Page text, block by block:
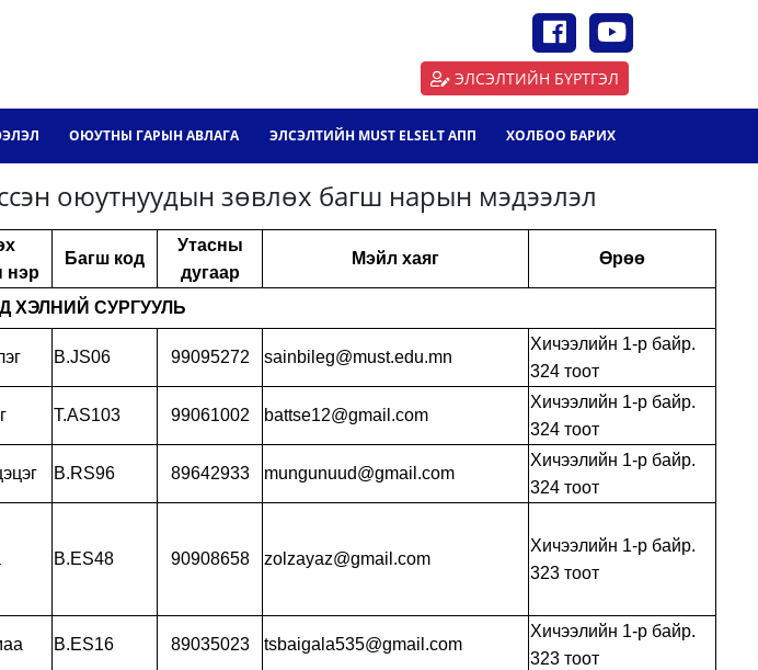
ЭЛСЭЛТИЙН БҮРТГЭЛ
ОЮУТНЫ ГАРЫН АВЛАГА ЭЛСЭЛТИЙН MUST ELSELT АПП ХОЛБОО БАРИХ
оюутнуудын зөвлөх багш нарын мэдээлэл
нэр
Багш код
Утасны
дугаар
Мэйл хаяг Өрөө
ХЭЛНИЙ СУРГУУЛЬ
B.JS06 99095272 sainbileg@must.edu.mn
Хичээлийн 1-р байр.
324 тоот
T.AS103 99061002 battse12@gmail.com
Хичээлийн 1-р байр.
324 тоот
B.RS96 89642933 mungunuud@gmail.com
Хичээлийн 1-р байр.
324 тоот
B.ES48 90908658 zolzayaz@gmail.com
Хичээлийн 1-р байр.
323 тоот
B.ES16 89035023 tsbaigala535@gmail.com
Хичээлийн 1-р байр.
323 тоот